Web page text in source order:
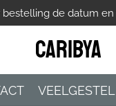
bestelling de datum
Caribya